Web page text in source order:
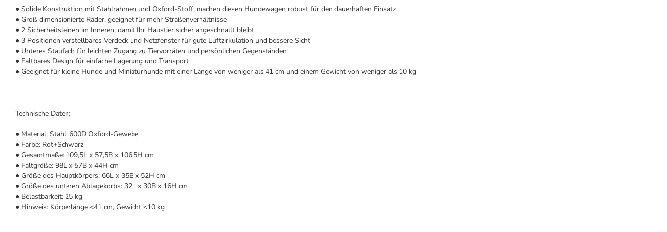
● Solide Konstruktion mit Stahlrahmen und Oxford-Stoff, machen diesen Hundewagen robust für den dauerhaften Einsatz
● Groß dimensionierte Räder, geeignet für mehr Straßenverhältnisse
● 2 Sicherheitsleinen im Inneren, damit Ihr Haustier sicher angeschnallt bleibt
● 3 Positionen verstellbares Verdeck und Netzfenster für gute Luftzirkulation und bessere Sicht
● Unteres Staufach für leichten Zugang zu Tiervorräten und persönlichen Gegenständen
● Faltbares Design für einfache Lagerung und Transport
● Geeignet für kleine Hunde und Miniaturhunde mit einer Länge von weniger als 41 cm und einem Gewicht von weniger als 10 kg
Technische Daten:
● Material: Stahl, 600D Oxford-Gewebe
● Farbe: Rot+Schwarz
● Gesamtmaße: 109,5L x 57,5B x 106,5H cm
● Faltgröße: 98L x 57B x 44H cm
● Größe des Hauptkörpers: 66L x 35B x 52H cm
● Größe des unteren Ablagekorbs: 32L x 30B x 16H cm
● Belastbarkeit: 25 kg
● Hinweis: Körperlänge <41 cm, Gewicht <10 kg